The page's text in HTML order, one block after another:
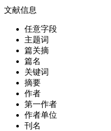
文献信息
任意字段
主题词
篇关摘
篇名
关键词
摘要
作者
第一作者
作者单位
刊名